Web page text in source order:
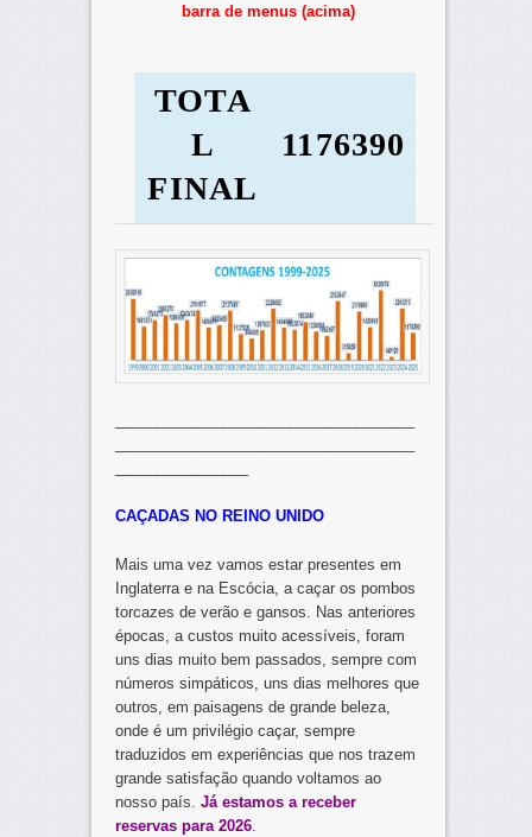
barra de menus (acima)
TOTA
L
FINAL
1176390
CAÇADAS NO REINO UNIDO
Mais uma vez vamos estar presentes em
Inglaterra e na Escócia, a caçar os pombos
torcazes de verão e gansos. Nas anteriores
épocas, a custos muito acessíveis, foram
uns dias muito bem passados, sempre com
números simpáticos, uns dias melhores que
outros, em paisagens de grande beleza,
onde é um privilégio caçar, sempre
traduzidos em experiências que nos trazem
grande satisfação quando voltamos ao
nosso país. Já estamos a receber
reservas para 2026.